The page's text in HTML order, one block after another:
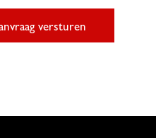
versturen